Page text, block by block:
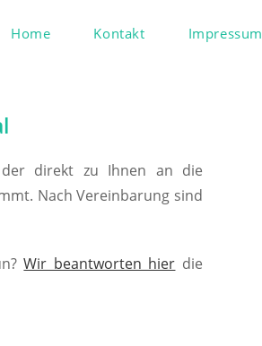
Home Kontakt Impressum
direkt zu Ihnen an die
Nach Vereinbarung sind
Wir beantworten hier die